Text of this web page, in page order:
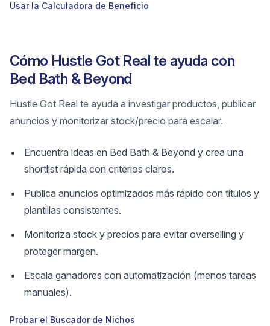
Usar la Calculadora de Beneficio
Cómo Hustle Got Real te ayuda con
Bed Bath & Beyond
Hustle Got Real te ayuda a investigar productos, publicar
anuncios y monitorizar stock/precio para escalar.
Encuentra ideas en Bed Bath & Beyond y crea una
shortlist rápida con criterios claros.
Publica anuncios optimizados más rápido con títulos y
plantillas consistentes.
Monitoriza stock y precios para evitar overselling y
proteger margen.
Escala ganadores con automatización (menos tareas
manuales).
Probar el Buscador de Nichos